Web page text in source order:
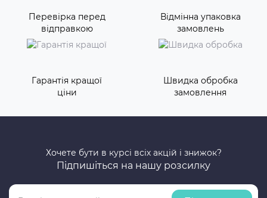
Перевірка перед
відправкою
Відмінна упаковка
замовлень
Гарантія кращої
ціни
Швидка обробка
замовлення
Хочете бути в курсі всіх акцій і знижок?
Підпишіться на нашу розсилку